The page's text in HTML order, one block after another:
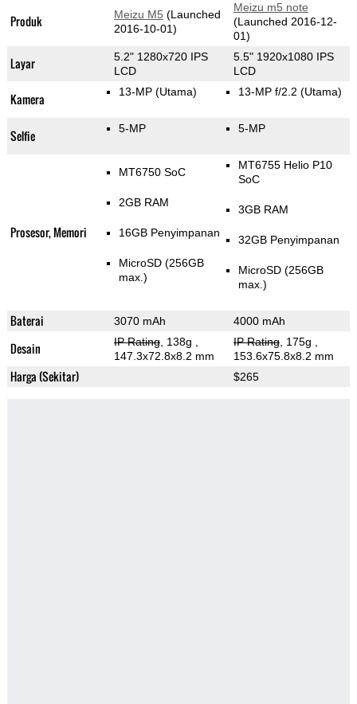
Produk Meizu M5 (Launched
2016-10-01)
Meizu m5 note
(Launched 2016-12-
01)
Layar
5.2" 1280x720 IPS
LCD
5.5" 1920x1080 IPS
LCD
Kamera 13-MP (Utama) 13-MP f/2.2 (Utama)
Selfie 5-MP 5-MP
Prosesor, Memori
MT6750 SoC
2GB RAM
16GB Penyimpanan
MicroSD (256GB
max.)
MT6755 Helio P10
SoC
3GB RAM
32GB Penyimpanan
MicroSD (256GB
max.)
Baterai 3070 mAh 4000 mAh
Desain IP Rating, 138g
147.3x72.8x8.2 mm
IP Rating, 175g
153.6x75.8x8.2 mm
Harga (Sekitar) $265